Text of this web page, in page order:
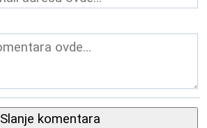
Slanje komentara